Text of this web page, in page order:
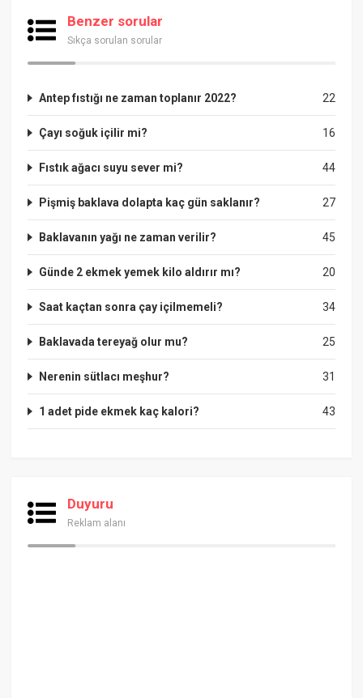
Benzer sorular
Sıkça sorulan sorular
22
Antep fıstığı ne zaman toplanır 2022?
16
Çayı soğuk içilir mi?
44
Fıstık ağacı suyu sever mi?
27
Pişmiş baklava dolapta kaç gün saklanır?
45
Baklavanın yağı ne zaman verilir?
20
Günde 2 ekmek yemek kilo aldırır mı?
34
Saat kaçtan sonra çay içilmemeli?
25
Baklavada tereyağ olur mu?
31
Nerenin sütlacı meşhur?
43
1 adet pide ekmek kaç kalori?
Duyuru
Reklam alanı